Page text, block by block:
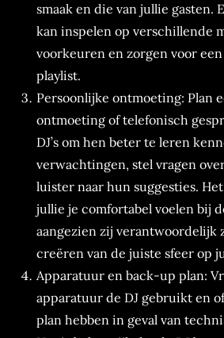
smaak en die van jullie gasten.
kan inspelen op verschillende
voorkeuren en zorgen voor
playlist.
Persoonlijke ontmoeting: Plan
ontmoeting of telefonisch
DJ’s om hen beter te leren
verwachtingen, stel vragen
luister naar hun suggesties.
jullie je comfortabel voelen bij
aangezien zij verantwoordelijk
creëren van de juiste sfeer op
Apparatuur en back-up plan:
apparatuur de DJ gebruikt en
plan hebben in geval van